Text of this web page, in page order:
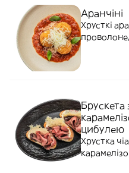
Аранчіні
Хрусткі
Брускета
цибулею
Хрустка